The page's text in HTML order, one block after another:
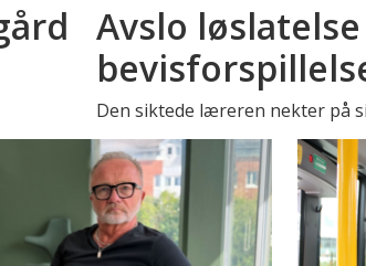
Avslo
Den siktede læreren nekter på